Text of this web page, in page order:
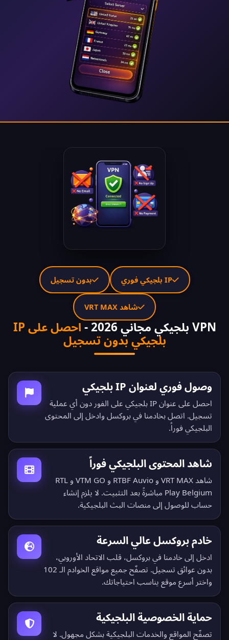
VPN بلجيكي مجاني 2026 -
احصل على IP
بلجيكي بدون تسجيل
وصول فوري لعنوان IP بلجيكي
احصل على عنوان IP بلجيكي على الفور دون أي عملية
تسجيل. اتصل بخادمنا في بروكسل وادخل إلى المحتوى
البلجيكي فوراً.
شاهد المحتوى البلجيكي فوراً
شاهد VRT MAX و RTBF Auvio و VTM GO و RTL
Play Belgium مباشرةً بعد التثبيت. لا يلزم إنشاء
حساب للوصول إلى منصات البث البلجيكية.
خادم بروكسل عالي السرعة
ادخل إلى خادمنا في بروكسل، قلب الاتحاد الأوروبي،
بدون عوائق تسجيل. تصفّح جميع مواقع الخوادم الـ 102
واختر أسرع موقع يناسب احتياجاتك.
حماية الخصوصية البلجيكية
تصفّح المواقع والخدمات البلجيكية بشكل مجهول. لا
IP بلجيكي فوري بدون تسجيل
شاهد VRT MAX